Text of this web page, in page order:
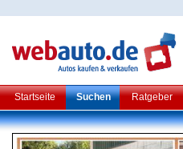
Startseite Suchen Ratgeber